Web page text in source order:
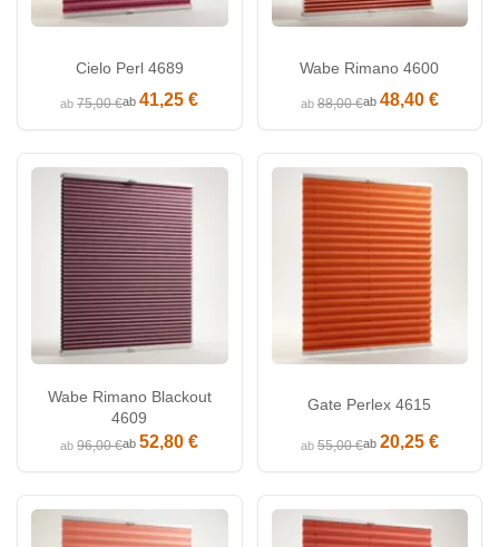
Cielo Perl 4689
ab75,00 €ab41,25 €
Wabe Rimano 4600
ab88,00 €ab 48,40 €
Wabe Rimano Blackout
4609
ab96,00 €ab52,80 €
Gate Perlex 4615
ab55,00 €ab 20,25 €